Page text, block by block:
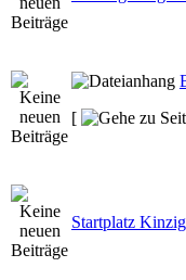
[
Startplatz